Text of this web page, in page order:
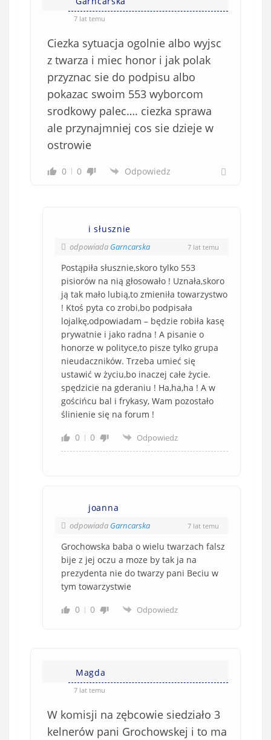
7 lat temu
Ciezka sytuacja ogolnie albo wyjsc
z twarza i miec honor i jak polak
przyznac sie do podpisu albo
pokazac swoim 553 wyborcom
srodkowy palec…. ciezka sprawa
ale przynajmniej cos sie dzieje w
ostrowie
0 0 Odpowiedz
i słusznie
odpowiada Garncarska 7 lat temu
Postąpiła słusznie,skoro tylko 553
pisiorów na nią głosowało ! Uznała,skoro
ją tak mało lubią,to zmieniła towarzystwo
! Ktoś pyta co zrobi,bo podpisała
lojalkę,odpowiadam – będzie robiła kasę
prywatnie i jako radna ! A pisanie o
honorze w polityce,to pisze tylko grupa
nieudaczników. Trzeba umieć się
ustawić w życiu,bo inaczej całe życie.
spędzicie na gderaniu ! Ha,ha,ha ! A w
gościńcu bal i frykasy, Wam pozostało
ślinienie się na forum !
0
0 Odpowiedz
joanna
odpowiada Garncarska 7 lat temu
Grochowska baba o wielu twarzach falsz
bije z jej oczu a moze by tak ja na
prezydenta nie do twarzy pani Beciu w
tym towarzystwie
0
0 Odpowiedz
Magda
7 lat temu
W komisji na zębcowie siedziało 3
kelnerów pani Grochowskej i to ma